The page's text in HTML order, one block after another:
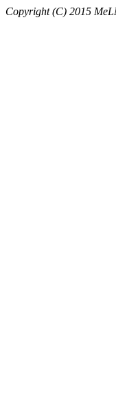
Copyright (C) 2015